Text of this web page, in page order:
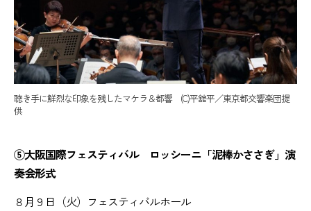
聴き手に鮮烈な印象を残したマケラ＆都響 (C)平舘平／東京都交響楽団提
供
⑤大阪国際フェスティバル ロッシーニ「泥棒かささぎ」演
奏会形式
８月９日（火）フェスティバルホール